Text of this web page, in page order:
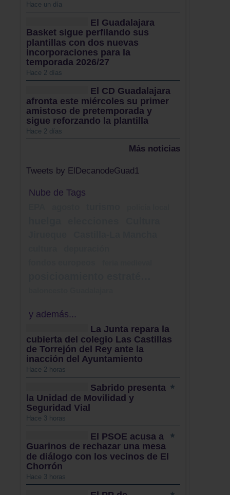
Hace un día
El Guadalajara
Basket sigue perfilando sus
plantillas con dos nuevas
incorporaciones para la
temporada 2026/27
Hace 2 días
El CD Guadalajara
afronta este miércoles su primer
amistoso de pretemporada y
sigue reforzando la plantilla
Hace 2 días
Más noticias
Tweets by ElDecanodeGuad1
Nube de Tags
y además...
La Junta repara la
cubierta del colegio Las Castillas
de Torrejón del Rey ante la
inacción del Ayuntamiento
Hace 2 horas
Sabrido presenta
la Unidad de Movilidad y
Seguridad Vial
Hace 3 horas
El PSOE acusa a
Guarinos de rechazar una mesa
de diálogo con los vecinos de El
Chorrón
Hace 3 horas